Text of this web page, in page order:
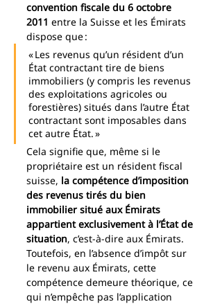
convention fiscale du 6 octobre
2011 entre la Suisse et les Émirats
dispose que :
« Les revenus qu’un résident d’un
État contractant tire de biens
immobiliers (y compris les revenus
des exploitations agricoles ou
forestières) situés dans l’autre État
contractant sont imposables dans
cet autre État. »
Cela signifie que, même si le
propriétaire est un résident fiscal
suisse, la compétence d’imposition
des revenus tirés du bien
immobilier situé aux Émirats
appartient exclusivement à l’État de
situation, c’est-à-dire aux Émirats.
Toutefois, en l’absence d’impôt sur
le revenu aux Émirats, cette
compétence demeure théorique, ce
qui n’empêche pas l’application